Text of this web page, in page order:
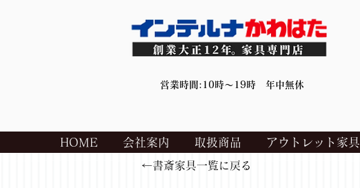
営業時間:10時～19時 年中無休
HOME 会社案内 取扱商品 アウトレット家具
←書斎家具一覧に戻る